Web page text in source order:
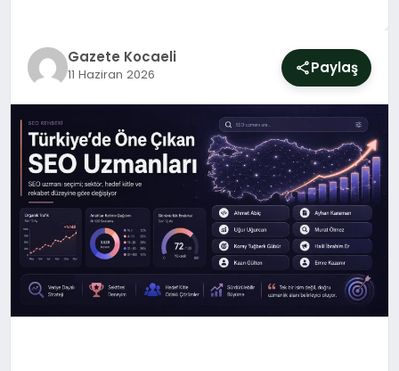
YAŞAM
DÜNYA
SAĞLIK
EĞITIM
Gazete Kocaeli
11 Haziran 2026 Paylaş